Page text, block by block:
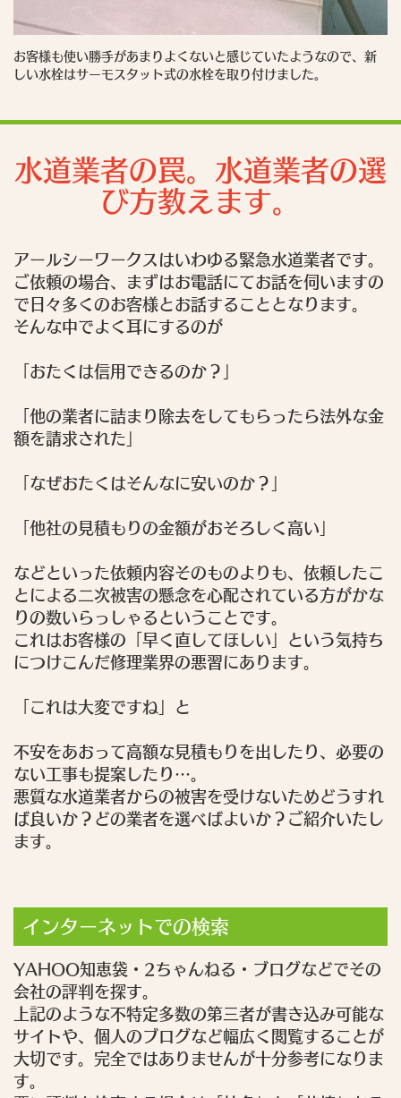
お客様も使い勝手があまりよくないと感じていたようなので、新
しい水栓はサーモスタット式の水栓を取り付けました。
水道業者の罠。水道業者の選
び方教えます。
アールシーワークスはいわゆる緊急水道業者です。
ご依頼の場合、まずはお電話にてお話を伺いますの
で日々多くのお客様とお話することとなります。
そんな中でよく耳にするのが
「おたくは信用できるのか？」
「他の業者に詰まり除去をしてもらったら法外な金
額を請求された」
「なぜおたくはそんなに安いのか？」
「他社の見積もりの金額がおそろしく高い」
などといった依頼内容そのものよりも、依頼したこ
とによる二次被害の懸念を心配されている方がかな
りの数いらっしゃるということです。
これはお客様の「早く直してほしい」という気持ち
につけこんだ修理業界の悪習にあります。
「これは大変ですね」 と
不安をあおって高額な見積もりを出したり、必要の
ない工事も提案したり…。
悪質な水道業者からの被害を受けないためどうすれ
ば良いか？どの業者を選べばよいか？ご紹介いたし
ます。
インターネットでの検索
YAHOO知恵袋・2ちゃんねる・ブログなどでその
会社の評判を探す。
上記のような不特定多数の第三者が書き込み可能な
サイトや、個人のブログなど幅広く閲覧することが
大切です。完全ではありませんが十分参考になりま
す。